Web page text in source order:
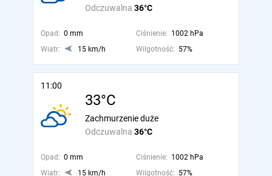
Odczuwalna 36°C
Opad: 0 mm Ciśnienie: 1002 hPa
Wiatr:
15 km/h Wilgotność: 57%
11:00
33°C
Odczuwalna 36°C
Zachmurzenie duże
Opad: 0 mm Ciśnienie: 1002 hPa
Wiatr:
15 km/h Wilgotność: 57%